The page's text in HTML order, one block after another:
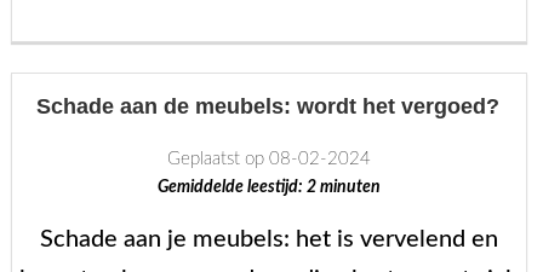
bank:
veelvoorkomend
Schade aan de meubels: wordt het vergoed?
Geplaatst op 08-02-2024
Gemiddelde leestijd: 2 minuten
Schade aan je meubels: het is vervelend en